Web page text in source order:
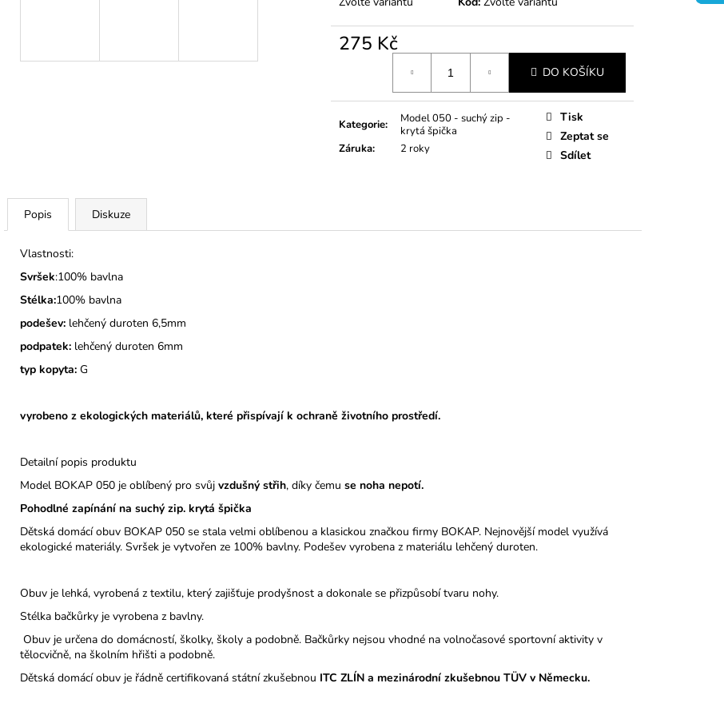
275 Kč
DO KOŠÍKU
Kategorie:
Model 050 - suchý zip -
krytá špička
Záruka: 2 roky
Tisk
Zeptat se
Sdílet
Popis Diskuze
Vlastnosti:
Svršek:100% bavlna
Stélka:100% bavlna
podešev: lehčený duroten 6,5mm
podpatek: lehčený duroten 6mm
typ kopyta: G
vyrobeno z ekologických materiálů, které přispívají k ochraně životního prostředí.
Detailní popis produktu
Model BOKAP 050 je oblíbený pro svůj vzdušný střih, díky čemu se noha nepotí.
Pohodlné zapínání na suchý zip. krytá špička
Dětská domácí obuv BOKAP 050 se stala velmi oblíbenou a klasickou značkou firmy BOKAP. Nejnovější model využívá
ekologické materiály. Svršek je vytvořen ze 100% bavlny. Podešev vyrobena z materiálu lehčený duroten.
Obuv je lehká, vyrobená z textilu, který zajišťuje prodyšnost a dokonale se přizpůsobí tvaru nohy.
Stélka bačkůrky je vyrobena z bavlny.
Obuv je určena do domácností, školky, školy a podobně. Bačkůrky nejsou vhodné na volnočasové sportovní aktivity v
tělocvičně, na školním hřišti a podobně.
Dětská domácí obuv je řádně certifikovaná státní zkušebnou ITC ZLÍN a mezinárodní zkušebnou TÜV v Německu.